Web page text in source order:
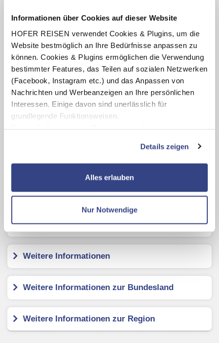
Informationen über Cookies auf dieser Website
HOFER REISEN verwendet Cookies & Plugins, um die
Website bestmöglich an Ihre Bedürfnisse anpassen zu
können. Cookies & Plugins ermöglichen die Verwendung
bestimmter Features, das Teilen auf sozialen Netzwerken
(Facebook, Instagram etc.) und das Anpassen von
Nachrichten und Werbeanzeigen an Ihre persönlichen
Interessen. Einige davon sind unerlässlich für
grundlegende Funktionsweisen.
zusätzliche Dienste bzw. Technologien von Drittanbietern
nutzen und uns sowie Dritten weitere Personalisierungen
ermöglichen, dabei kommt es auch zu Übermittlungen
Datenschutzseite
Mit Klick auf "Alles erlauben" stimmen Sie der
Verwendung der Cookies & Plugins auf unseren
Webseiten zu.
Details zeigen
Alles erlauben
Nur Notwendige
(Termine 01.12.26 – 01.04.27, Öffnungzeiten lt. Aushang
1 x € 10,- Gutschein für einen Bike Verleih pro Vollzahler
(Termine 01.04.27 – 30.11.27)
Benutzung der hoteleigenen Sauna und der
online)
Gästekarte (Termine 01.04.27 – 30.11.27, gültig für die
Dauer des Aufenthaltes, Leistungen teilweise
saisonabhängig)
Karte ansehen
Fairhotel Hochfilzen
Kundenbewertungen
Weitere Informationen
Weitere Informationen zur Bundesland
Weitere Informationen zur Region